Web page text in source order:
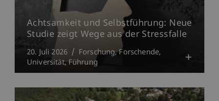
Achtsamkeit und Selbstführung: Neue
Studie zeigt Wege aus der Stressfalle
20. Juli 2026 Forschung Forschende
Universität Führung